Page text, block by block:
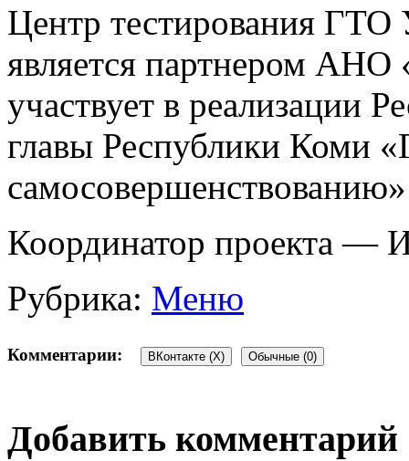
Центр тестирования ГТО
является партнером
участвует в реализации
главы Республики Коми
самосовершенствованию»
Координатор проекта —
Рубрика: Меню
Комментарии: ВКонтакте (X) Обычные (0)
Добавить комментарий